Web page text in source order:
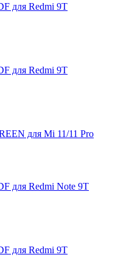
для Redmi 9T
для Redmi 9T
для Mi 11/11 Pro
для Redmi Note 9T
для Redmi 9T